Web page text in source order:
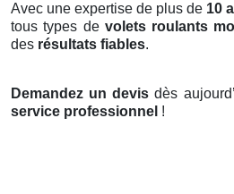
Avec une expertise de plus de 10
tous types de volets roulants
des résultats fiables.
Demandez un devis dès
service professionnel !